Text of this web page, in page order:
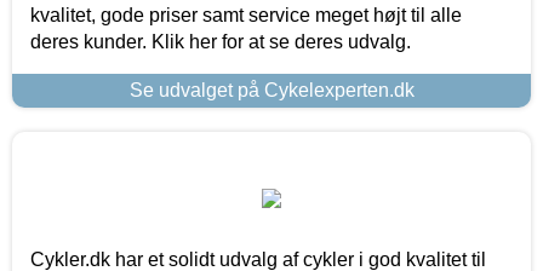
kvalitet, gode priser samt service meget højt til alle
deres kunder. Klik her for at se deres udvalg.
Se udvalget på Cykelexperten.dk
Cykler.dk har et solidt udvalg af cykler i god kvalitet til